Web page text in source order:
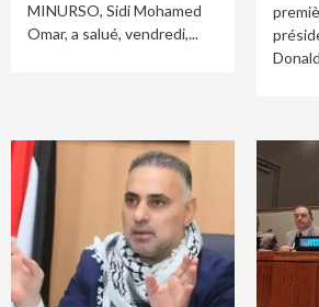
MINURSO, Sidi Mohamed
Omar, a salué, vendredi,...